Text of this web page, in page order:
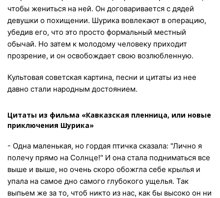
чтобы жениться на ней. Он договаривается с дядей
девушки о похищении. Шурика вовлекают в операцию,
убедив его, что это просто формальный местный
обычай. Но затем к молодому человеку приходит
прозрение, и он освобождает свою возлюбленную.
Культовая советская картина, песни и цитаты из нее
давно стали народным достоянием.
Цитаты из фильма «Кавказская пленница, или новые
приключения Шурика»
- Одна маленькая, но гордая птичка сказала: "Лично я
полечу прямо на Солнце!" И она стала подниматься все
выше и выше, но очень скоро обожгла себе крылья и
упала на самое дно самого глубокого ущелья. Так
выпьем же за то, чтоб никто из нас, как бы высоко он ни